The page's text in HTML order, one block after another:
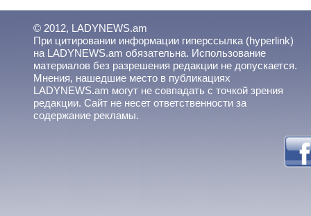
© 2012, LADYNEWS.am
При цитировании информации гиперссылка (hyperlink)
на LADYNEWS.am обязательна. Использование
материалов без разрешения редакции не допускается.
Мнения, нашедшие место в публикациях
LADYNEWS.am могут не совпадать с точкой зрения
редакции. Сайт не несет ответственности за
содержание рекламы.